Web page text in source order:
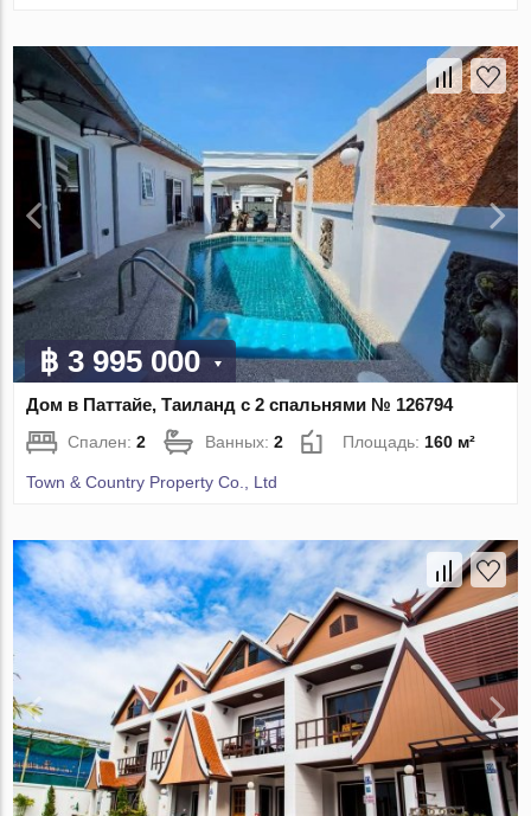
฿ 3 995 000
Дом в Паттайе, Таиланд с 2 спальнями № 126794
Спален:2 Ванных:2 Площадь: 160 м²
Town & Country Property Co., Ltd